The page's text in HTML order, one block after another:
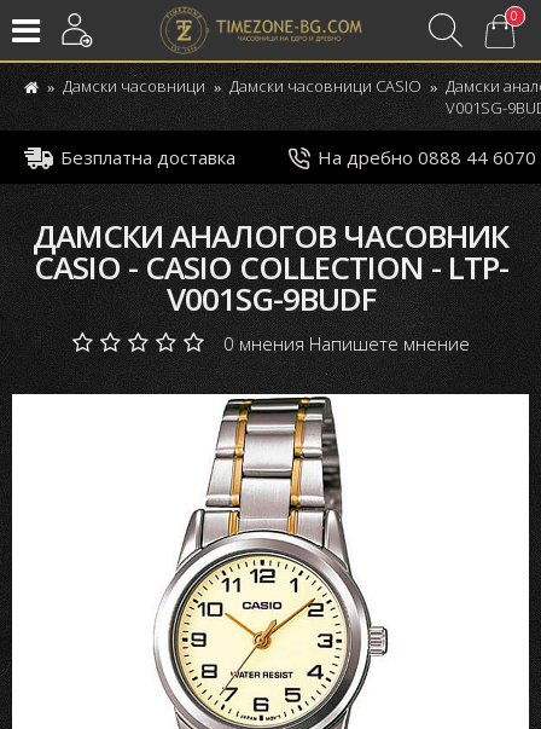
0
Дамски часовници Дамски часовници CASIO
Дамски
V001SG-
Безплатна доставка На дребно 0888 44 6070
ДАМСКИ АНАЛОГОВ ЧАСОВНИК
CASIO - CASIO COLLECTION - LTP-
V001SG-9BUDF
0 мнения Напишете мнение